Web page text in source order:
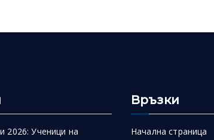
2026: Ученици на
Връзки
Начална страница